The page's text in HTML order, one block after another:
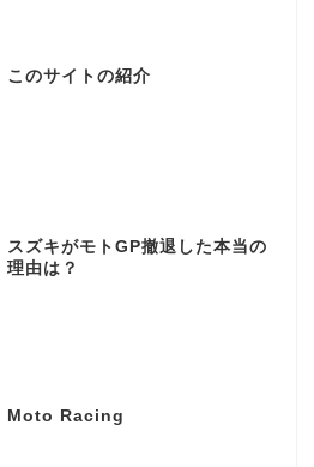
このサイトの紹介
スズキがモトGP撤退した本当の
理由は？
Moto Racing